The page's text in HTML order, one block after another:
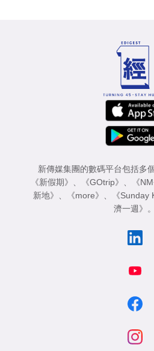
新傳媒集團的數碼平台包括多
《新假期》
《GOtrip》 《
新地》
《more》 《Sunday
濟一週》
。